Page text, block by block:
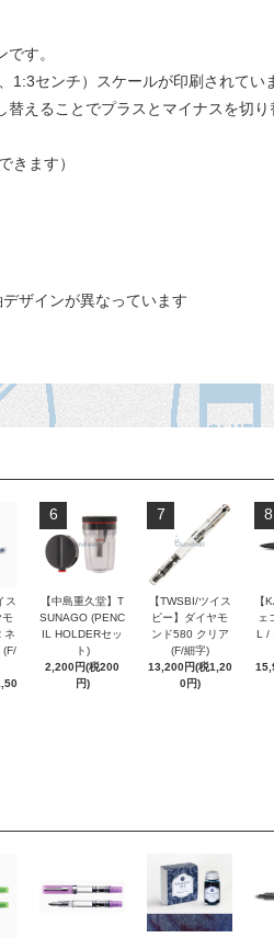
す。
1:3センチ）スケールが印刷されてい
えることでプラスとマイナスを切
きます）
ザインが異なっています
ス
モ
ネ
(F/
6
【中島重久堂】T
SUNAGO (PENC
IL HOLDERセッ
ト)
2,200円(税200
円)
7
【TWSBI/ツイス
ビー】ダイヤモ
ンド580 クリア
(F/細字)
13,200円(税1,20
0円)
8
【
ェ
L /